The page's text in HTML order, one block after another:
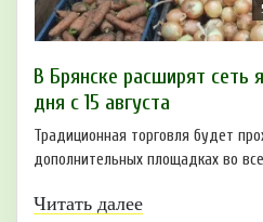
В Брянске расширят сеть
дня с 15 августа
Традиционная торговля будет
дополнительных площадках во
Читать далее